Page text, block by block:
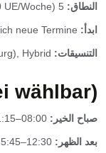
النطاق:
ابدأ:
التنسيقات:
wählbar)
صباح الخير:
بعد الظهر: